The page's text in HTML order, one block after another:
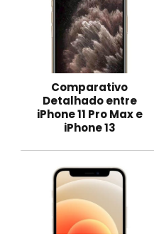
Comparativo
Detalhado entre
iPhone 11 Pro Max e
iPhone 13